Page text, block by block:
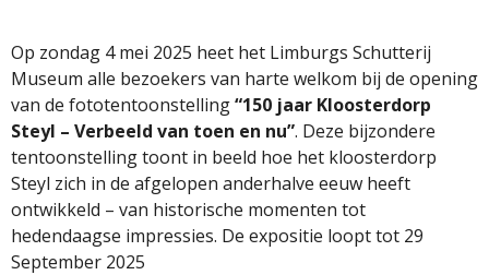
Op zondag 4mei 2025 heet het Limburgs Schutterij
Museum alle bezoekers van harte welkom bij de opening
van de fototentoonstelling“150 jaar Kloosterdorp
Steyl – Verbeeld van toen en nu”. Deze bijzondere
tentoonstellingtoont in beeld hoe het kloosterdorp
Steyl zich in de afgelopen anderhalve eeuw heeft
ontwikkeld – van historische momenten tot
hedendaagse impressies. De expositie loopt tot 29
September 2025